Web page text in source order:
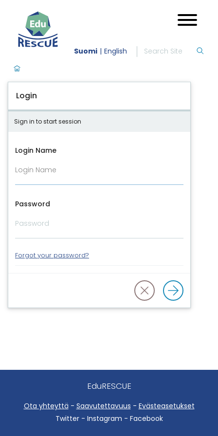
Suomi English
Login
Sign in to start session
Login Name
Password
Forgot your password?
EduRESCUE
Ota yhteyttä - Saavutettavuus - Evästeasetukset
Twitter - Instagram - Facebook